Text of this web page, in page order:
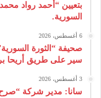
بتعيين “أحمد رواد
السورية.
6 أغسطس، 2026
صحيفة “الثورة
سير على طريق أريحا
3 أغسطس، 2026
سانا: مدير شركة